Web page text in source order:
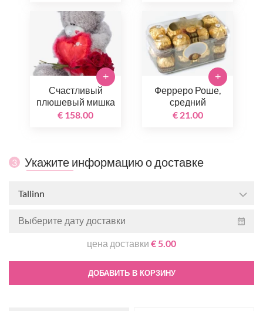
Счастливый
плюшевый мишка
€ 158.00
+
Ферреро Роше,
средний
€ 21.00
+
3 Укажите информацию о доставке
Tallinn
цена доставки € 5.00
ДОБАВИТЬ В КОРЗИНУ